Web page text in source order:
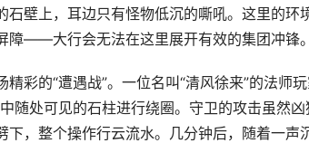
石壁上，耳边只有怪物低沉的嘶吼。这里的环
障——大行会无法在这里展开有效的集团冲锋。
彩的“遭遇战”。一位名叫“清风徐来”的法师
随处可见的石柱进行绕圈。守卫的攻击虽然
下，整个操作行云流水。几分钟后，随着一声